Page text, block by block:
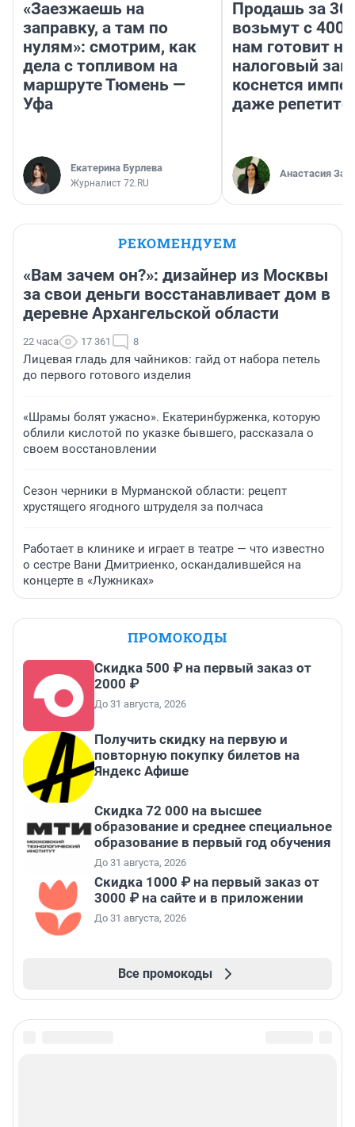
«Заезжаешь на
заправку, а там по
нулям»: смотрим, как
дела с топливом на
маршруте Тюмень —
Уфа
Екатерина Бурлева
Журналист 72.RU
Продашь за
возьмут с
нам готовит
налоговый
коснется
даже
Анастасия
РЕКОМЕНДУЕМ
«Вам зачем он?»: дизайнер из Москвы
за свои деньги восстанавливает дом в
деревне Архангельской области
22 часа 17 361 8
Лицевая гладь для чайников: гайд от набора петель
до первого готового изделия
«Шрамы болят ужасно». Екатеринбурженка, которую
облили кислотой по указке бывшего, рассказала о
своем восстановлении
Сезон черники в Мурманской области: рецепт
хрустящего ягодного штруделя за полчаса
Работает в клинике и играет в театре — что известно
о сестре Вани Дмитриенко, оскандалившейся на
концерте в «Лужниках»
ПРОМОКОДЫ
Скидка 500 ₽ на первый заказ от
2000 ₽
До 31 августа, 2026
Получить скидку на первую и
повторную покупку билетов на
Яндекс Афише
Скидка 72 000 на высшее
образование и среднее специальное
образование в первый год обучения
До 31 августа, 2026
Скидка 1000 ₽ на первый заказ от
3000 ₽ на сайте и в приложении
До 31 августа, 2026
Все промокоды